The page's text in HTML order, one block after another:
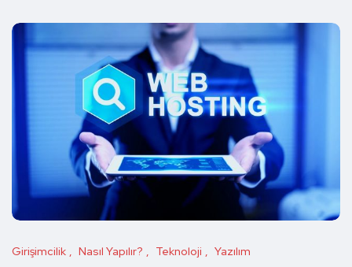
Girişimcilik Nasıl Yapılır? Teknoloji Yazılım